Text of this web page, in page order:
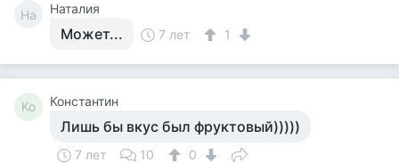
На Наталия
Может... 7 лет 1
Ко Константин
Лишь бы вкус был фруктовый)))))
7 лет 10
0